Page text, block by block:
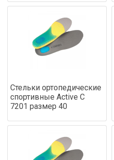
Стельки ортопедические
спортивные Active С
7201 размер 40